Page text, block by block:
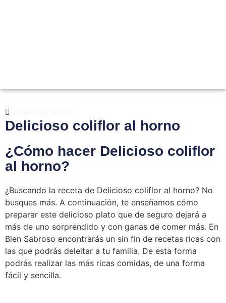
Delicioso coliflor al horno
¿Cómo hacer Delicioso coliflor
al horno?
¿Buscando la receta de Delicioso coliflor al horno? No
busques más. A continuación, te enseñamos cómo
preparar este delicioso plato que de seguro dejará a
más de uno sorprendido y con ganas de comer más. En
Bien Sabroso encontrarás un sin fin de recetas ricas con
las que podrás deleitar a tu familia. De esta forma
podrás realizar las más ricas comidas, de una forma
fácil y sencilla.